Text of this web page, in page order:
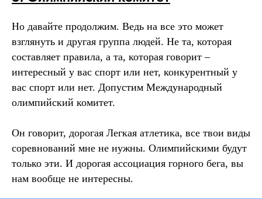
Но давайте продолжим. Ведь на все это может
взглянуть и другая группа людей. Не та, которая
составляет правила, а та, которая говорит –
интересный у вас спорт или нет, конкурентный у
вас спорт или нет. Допустим Международный
олимпийский комитет.
Он говорит, дорогая Легкая атлетика, все твои виды
соревнований мне не нужны. Олимпийскими будут
только эти. И дорогая ассоциация горного бега, вы
нам вообще не интересны.